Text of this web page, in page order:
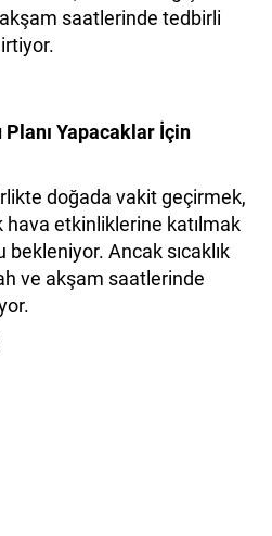
saatlerinde tedbirli
Yapacaklar İçin
doğada vakit geçirmek,
hava etkinliklerine katılmak
Ancak sıcaklık
ve akşam saatlerinde